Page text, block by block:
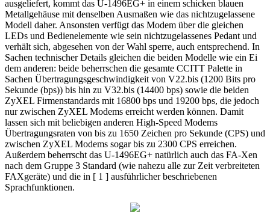
ausgeliefert, kommt das U-1496EG+ in einem schicken blauen
Metallgehäuse mit denselben Ausmaßen wie das nichtzugelassene
Modell daher. Ansonsten verfügt das Modem über die gleichen
LEDs und Bedienelemente wie sein nichtzugelassenes Pedant und
verhält sich, abgesehen von der Wahl sperre, auch entsprechend. In
Sachen technischer Details gleichen die beiden Modelle wie ein Ei
dem anderen: beide beherrschen die gesamte CCITT Palette in
Sachen Übertragungsgeschwindigkeit von V22.bis (1200 Bits pro
Sekunde (bps)) bis hin zu V32.bis (14400 bps) sowie die beiden
ZyXEL Firmenstandards mit 16800 bps und 19200 bps, die jedoch
nur zwischen ZyXEL Modems erreicht werden können. Damit
lassen sich mit beliebigen anderen High-Speed Modems
Übertragungsraten von bis zu 1650 Zeichen pro Sekunde (CPS) und
zwischen ZyXEL Modems sogar bis zu 2300 CPS erreichen.
Außerdem beherrscht das U-1496EG+ natürlich auch das FA-Xen
nach dem Gruppe 3 Standard (wie nahezu alle zur Zeit verbreiteten
FAXgeräte) und die in [ 1 ] ausführlicher beschriebenen
Sprachfunktionen.